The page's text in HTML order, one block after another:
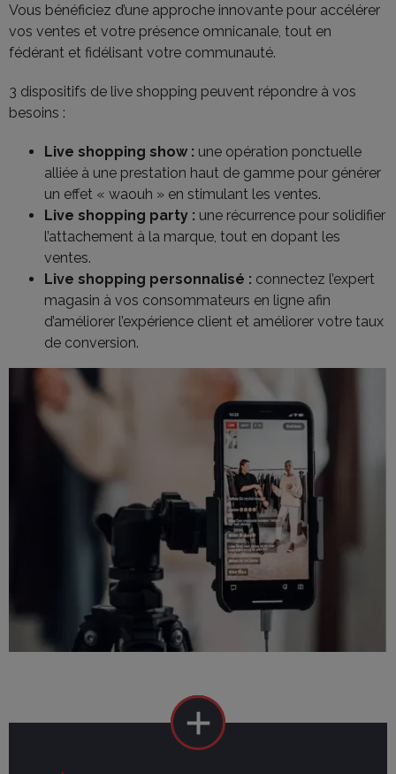
Vous bénéficiez d’une approche innovante pour accélérer
vos ventes et votre présence omnicanale, tout en
fédérant et fidélisant votre communauté.
3 dispositifs de live shopping peuvent répondre à vos
besoins :
Live shopping show : une opération ponctuelle
alliée à une prestation haut de gamme pour générer
un effet « waouh » en stimulant les ventes.
Live shopping party : une récurrence pour solidifier
l’attachement à la marque, tout en dopant les
ventes.
Live shopping personnalisé : connectez l’expert
magasin à vos consommateurs en ligne afin
d’améliorer l’expérience client et améliorer votre taux
de conversion.